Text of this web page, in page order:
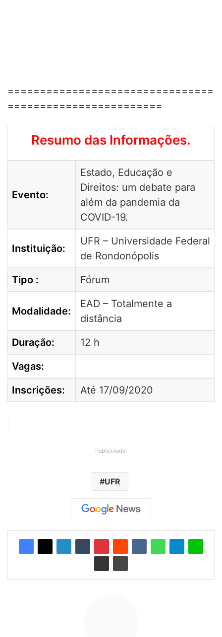
================================
========================
Resumo das Informações.
Evento:
Estado, Educação e
Direitos: um debate para
além da pandemia da
COVID-19.
Instituição:
UFR – Universidade Federal
de Rondonópolis
Tipo :
Fórum
Modalidade:
EAD – Totalmente a
distância
Duração:
12 h
Vagas:
Inscrições:
Até 17/09/2020
Publicidade!
UFR